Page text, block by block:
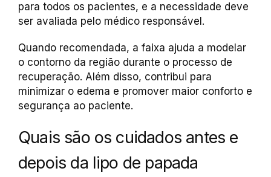
para todos os pacientes, e a necessidade deve
ser avaliada pelo médico responsável.
Quando recomendada, a faixa ajuda a modelar
o contorno da região durante o processo de
recuperação. Além disso, contribui para
minimizar o edema e promover maior conforto e
segurança ao paciente.
Quais são os cuidados antes e
depois da lipo de papada